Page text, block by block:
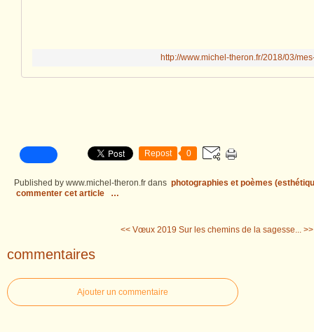
http://www.michel-theron.fr/2018/03/
Repost 0
Published by www.michel-theron.fr dans photographies et poèmes
commenter cet article
…
<< Vœux 2019 Sur les chemins de la sagesse... >>
commentaires
Ajouter un commentaire